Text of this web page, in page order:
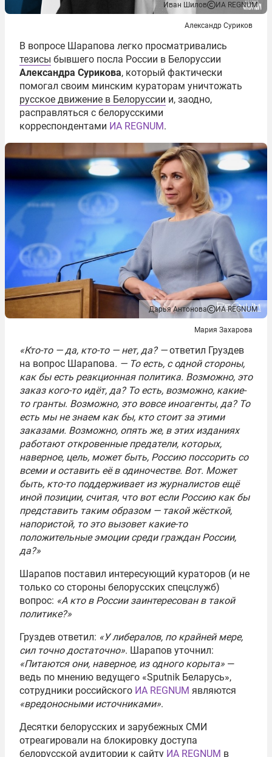
Иван Шилов ИА REGNUM
Александр Суриков
В вопросе Шарапова легко просматривались
тезисы бывшего посла России в Белоруссии
Александра Сурикова, который фактически
помогал своим минским кураторам уничтожать
русское движение в Белоруссии и, заодно,
расправляться с белорусскими
корреспондентами ИА REGNUM.
Дарья Антонова ИА REGNUM
Мария Захарова
«Кто-то — да, кто-то — нет, да? —ответил Груздев
на вопрос Шарапова. — То есть, с одной стороны,
как бы есть реакционная политика. Возможно, это
заказ кого-то идёт, да? То есть, возможно, какие-
то гранты. Возможно, это вовсе иноагенты, да? То
есть мы не знаем как бы, кто стоит за этими
заказами. Возможно, опять же, в этих изданиях
работают откровенные предатели, которых,
наверное, цель, может быть, Россию поссорить со
всеми и оставить её в одиночестве. Вот. Может
быть, кто-то поддерживает из журналистов ещё
иной позиции, считая, что вот если Россию как бы
представить таким образом — такой жёсткой,
напористой, то это вызовет какие-то
положительные эмоции среди граждан России,
да?»
Шарапов поставил интересующий кураторов (и не
только со стороны белорусских спецслужб)
вопрос: «А кто в России заинтересован в такой
политике?»
Груздев ответил: «У либералов, по крайней мере,
сил точно достаточно». Шарапов уточнил:
«Питаются они, наверное, из одного корыта» —
ведь по мнению ведущего «Sputnik Беларусь»,
сотрудники российского ИА REGNUM являются
«вредоносными источниками».
Десятки белорусских и зарубежных СМИ
отреагировали на блокировку доступа
белорусской аудитории к сайту ИА REGNUM в